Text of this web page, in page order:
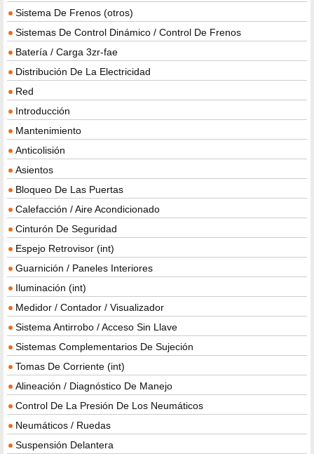
Sistema De Frenos (otros)
Sistemas De Control Dinámico / Control De Frenos
Batería / Carga 3zr-fae
Distribución De La Electricidad
Red
Introducción
Mantenimiento
Anticolisión
Asientos
Bloqueo De Las Puertas
Calefacción / Aire Acondicionado
Cinturón De Seguridad
Espejo Retrovisor (int)
Guarnición / Paneles Interiores
Iluminación (int)
Medidor / Contador / Visualizador
Sistema Antirrobo / Acceso Sin Llave
Sistemas Complementarios De Sujeción
Tomas De Corriente (int)
Alineación / Diagnóstico De Manejo
Control De La Presión De Los Neumáticos
Neumáticos / Ruedas
Suspensión Delantera